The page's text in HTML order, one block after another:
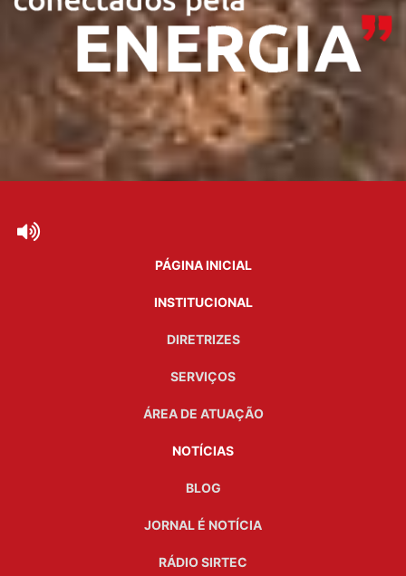
PÁGINA INICIAL
INSTITUCIONAL
DIRETRIZES
SERVIÇOS
ÁREA DE ATUAÇÃO
NOTÍCIAS
BLOG
JORNAL É NOTÍCIA
RÁDIO SIRTEC